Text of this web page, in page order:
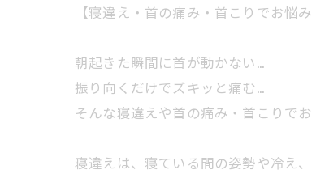
【寝違え・首の痛み・首こりでお悩
朝起きた瞬間に首が動かない…
振り向くだけでズキッと痛む…
そんな寝違えや首の痛み・首こりで
寝違えは、寝ている間の姿勢や冷え